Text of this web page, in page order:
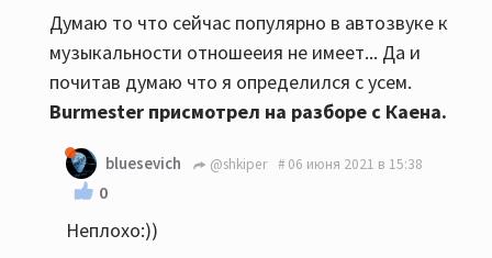
Думаю то что сейчас популярно в автозвуке к
музыкальности отношееия не имеет... Да и
почитав думаю что я определился с усем.
Burmester присмотрел на разборе с Каена.
bluesevich @shkiper 06 июня 2021 в 15:38
0
Неплохо:))